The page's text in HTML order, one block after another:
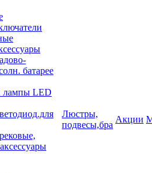
батарее
лампы LED
Люстры,
подвесы,бра
Акции